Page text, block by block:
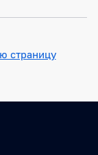
страницу